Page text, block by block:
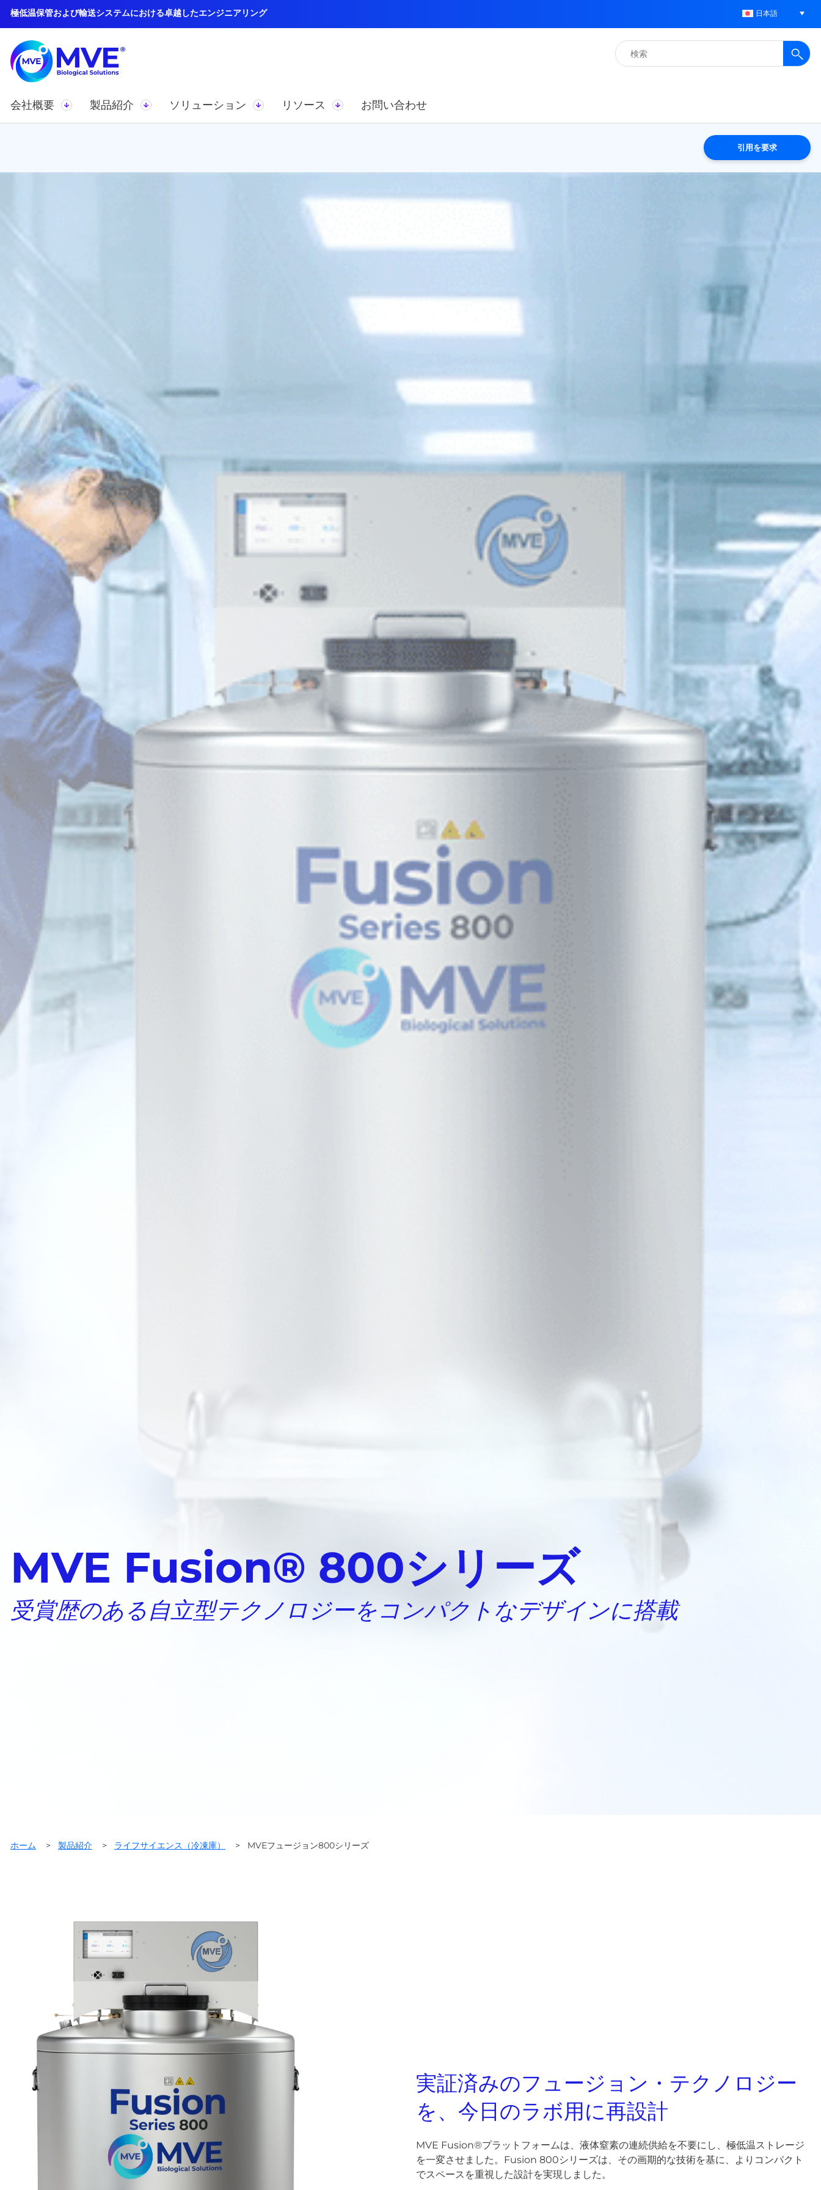
極低温保管および輸送システムにおける卓越したエンジニアリング 日本語
検
索:
会社概要 製品紹介 ソリューション リソース お問い合わせ
引用を要求
MVE Fusion® 800シリーズ
受賞歴のある自立型テクノロジーをコンパクトなデザインに搭載
ホーム > 製品紹介 > ライフサイエンス（冷凍庫） > MVEフュージョン800シリーズ
実証済みのフュージョン・テクノロジー
を、今日のラボ用に再設計
MVE Fusion®プラットフォームは、液体窒素の連続供給を不要にし、極低温ストレージ
を一変させました。Fusion 800シリーズは、その画期的な技術を基に、よりコンパクト
でスペースを重視した設計を実現しました。